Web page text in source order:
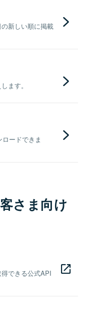
新しい順に掲載
ます。
ードできま
さま向け
できる公式API